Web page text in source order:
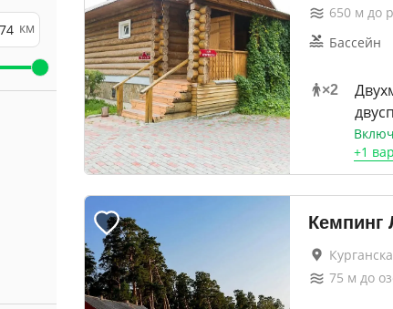
км
650м до
Бассейн
×2
+1
Кемпинг
75 м до